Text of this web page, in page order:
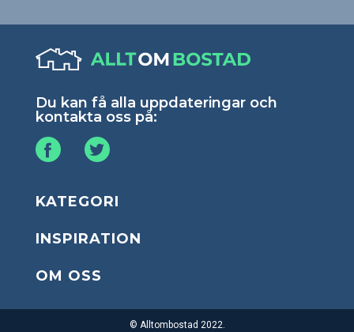
Du kan få alla uppdateringar och
kontakta oss på:
KATEGORI
INSPIRATION
OM OSS
© Alltombostad 2022.